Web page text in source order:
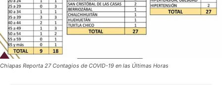
Chiapas Reporta 27 Contagios de COVID-19 en las Últimas Horas